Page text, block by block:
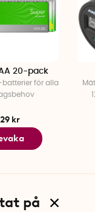
20-pack
batterier för alla
kr
på